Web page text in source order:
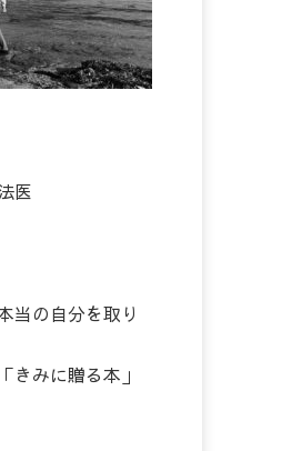
医
当の自分を取り
きみに贈る本」